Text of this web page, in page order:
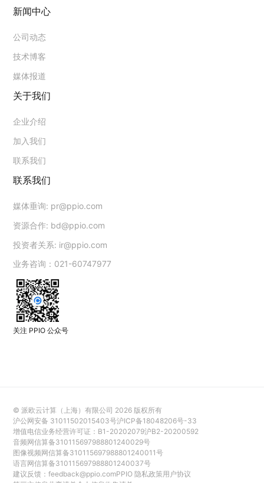
新闻中心
公司动态
技术博客
媒体报道
关于我们
企业介绍
加入我们
联系我们
联系我们
媒体垂询: pr@ppio.com
资源合作: bd@ppio.com
投资者关系: ir@ppio.com
业务咨询：021-60747977
关注 PPIO 公众号
© 派欧云计算（上海）有限公司 2026 版权所有
沪公网安备 31011502015403号沪ICP备18048206号-33
增值电信业务经营许可证：B1-20202079沪B2-20200592
音频网信算备310115697988801240029号
图像视频网信算备310115697988801240011号
语言网信算备310115697988801240037号
建议反馈：feedback@ppio.comPPIO 隐私政策用户协议